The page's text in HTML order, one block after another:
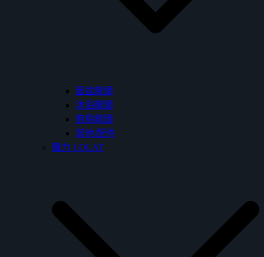
面盆龍頭
沐浴龍頭
廚房龍頭
其他/配件
羅力 LOLAT